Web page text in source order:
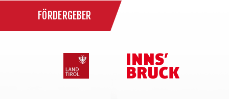
FÖRDERGEBER